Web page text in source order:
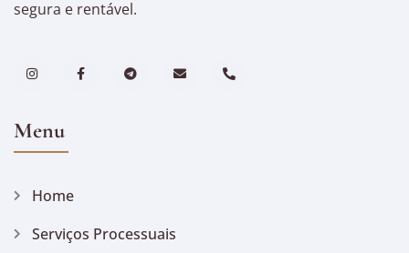
segura e rentável.
Menu
Home
Serviços Processuais